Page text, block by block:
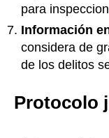
para
Información
considera de
de los delitos
Protocolo